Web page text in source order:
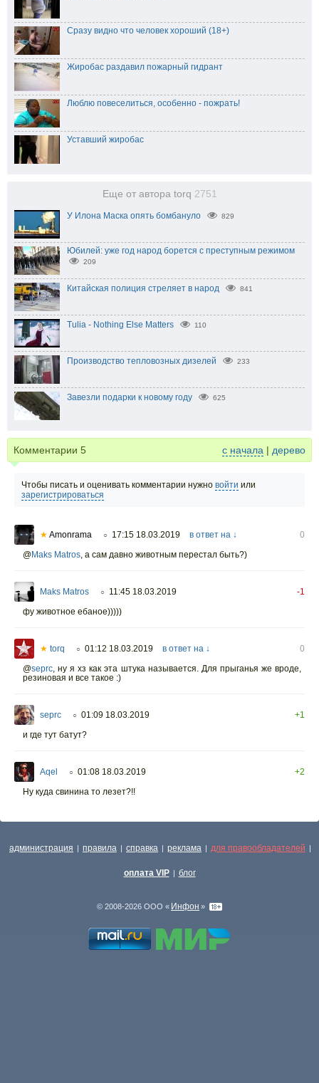
Сразу видно что человек хороший (18+)
Жиробас раздавил пожарный гидрант
Люблю повеселиться, особенно - пожрать!
Уставший жиробас
Еще от автора torq 2751
У Илона Маска опять бомбануло 829
Юбилей: уже год народ борется с преступным режимом
209
Китайская полиция стреляет в народ 841
Tulia - Nothing Else Matters 110
Производство тепловозных дизелей 233
Завезли подарки к новому году 625
Комментарии 5 с начала | дерево
Чтобы писать и оценивать комментарии нужно войти или
зарегистрироваться
★ Amonrama ○ 17:15 18.03.2019 в ответ на ↓
0
@Maks Matros, а сам давно животным перестал быть?)
Maks Matros ○ 11:45 18.03.2019
-1
фу животное ебаное)))))
★ torq ○ 01:12 18.03.2019 в ответ на ↓
0
@seprc, ну я хз как эта штука называется. Для прыганья же вроде,
резиновая и все такое :)
seprc ○ 01:09 18.03.2019
+1
и где тут батут?
Aqel ○ 01:08 18.03.2019
+2
Ну куда свинина то лезет?!!
администрация | правила | справка | реклама | для правообладателей |
оплата VIP | блог
© 2008-2026 ООО « Инфон »